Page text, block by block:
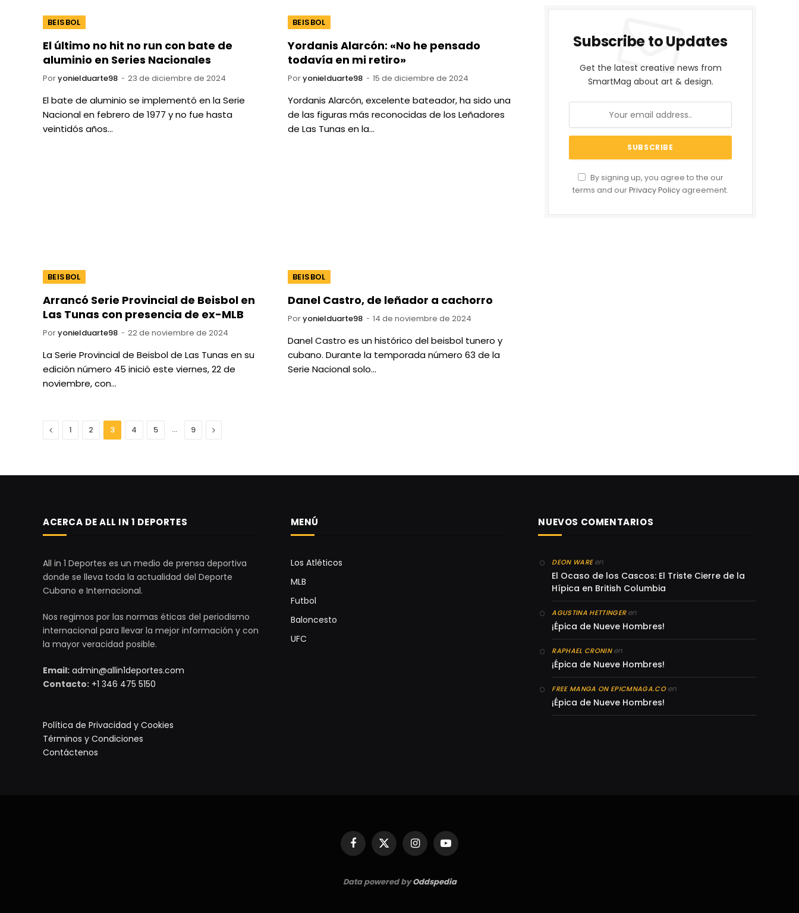
BEISBOL
El último no hit no run con bate de
aluminio en Series Nacionales
Poryonielduarte98 23 de diciembre de 2024
El bate de aluminio se implementó en la Serie
Nacional en febrero de 1977 y no fue hasta
veintidós años…
BEISBOL
Yordanis Alarcón: «No he pensado
todavía en mi retiro»
Poryonielduarte98 15 de diciembre de 2024
Yordanis Alarcón, excelente bateador, ha sido una
de las figuras más reconocidas de los Leñadores
de Las Tunas en la…
BEISBOL
Arrancó Serie Provincial de Beisbol en
Las Tunas con presencia de ex-MLB
Poryonielduarte98 22 de noviembre de 2024
La Serie Provincial de Beisbol de Las Tunas en su
edición número 45 inició este viernes, 22 de
noviembre, con…
BEISBOL
Danel Castro, de leñador a cachorro
Poryonielduarte98 14 de noviembre de 2024
Danel Castro es un histórico del beisbol tunero y
cubano. Durante la temporada número 63 de la
Serie Nacional solo…
Anterior
1 2 3 4 5 … 9 Next
Subscribe to Updates
Get the latest creative news from
SmartMag about art & design.
By signing up, you agree to the our
terms and ourPrivacy Policy agreement.
ACERCA DE ALL IN 1 DEPORTES
All in 1 Deportes es un medio de prensa deportiva
donde se lleva toda la actualidad del Deporte
Cubano e Internacional.
Nos regimos por las normas éticas del periodismo
internacional para llevar la mejor información y con
la mayor veracidad posible.
Email: admin@allin1deportes.com
Contacto: +1 346 475 5150
Política de Privacidad y Cookies
Términos y Condiciones
Contáctenos
MENÚ
Los Atléticos
MLB
Futbol
Baloncesto
UFC
NUEVOS COMENTARIOS
DEON WAREen
El Ocaso de los Cascos: El Triste Cierre de la
Hípica en British Columbia
AGUSTINA HETTINGERen
¡Épica de Nueve Hombres!
RAPHAEL CRONINen
¡Épica de Nueve Hombres!
FREE MANGA ON EPICMNAGA.COen
¡Épica de Nueve Hombres!
Facebook
X
(Twitter)
InstagramYouTube
Data powered byOddspedia